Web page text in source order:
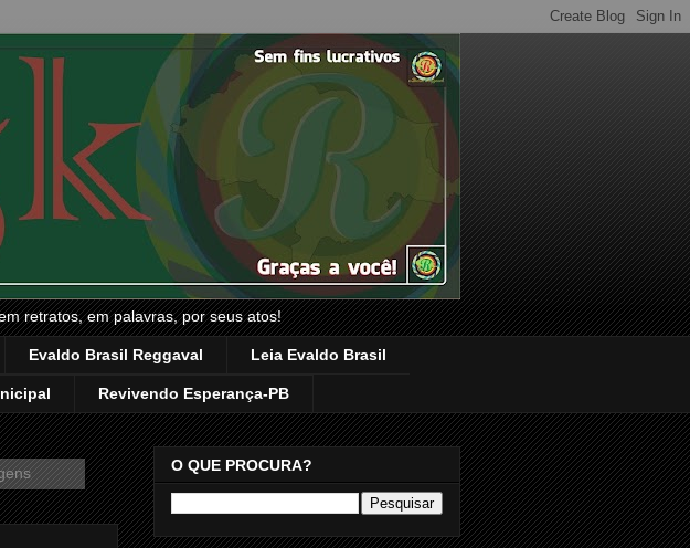
retratos, em palavras, por seus atos!
Evaldo Brasil Reggaval Leia Evaldo Brasil
Revivendo Esperança-PB
O QUE PROCURA?